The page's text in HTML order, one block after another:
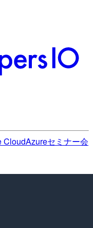
CloudAzureセミナー会